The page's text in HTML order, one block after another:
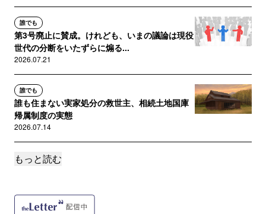
誰でも
第3号廃止に賛成。けれども、いまの議論は現役
世代の分断をいたずらに煽る...
2026.07.21
誰でも
誰も住まない実家処分の救世主、相続土地国庫
帰属制度の実態
2026.07.14
誰でも
2026.07.06
もっと読む